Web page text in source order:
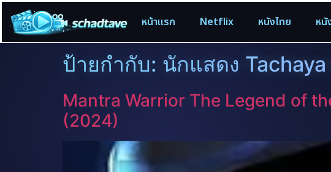
หน้าแรก Netflix หนังไทย หนั
ป้ายกำกับ: นักแสดง
Mantra Warrior The Legend of
(2024)